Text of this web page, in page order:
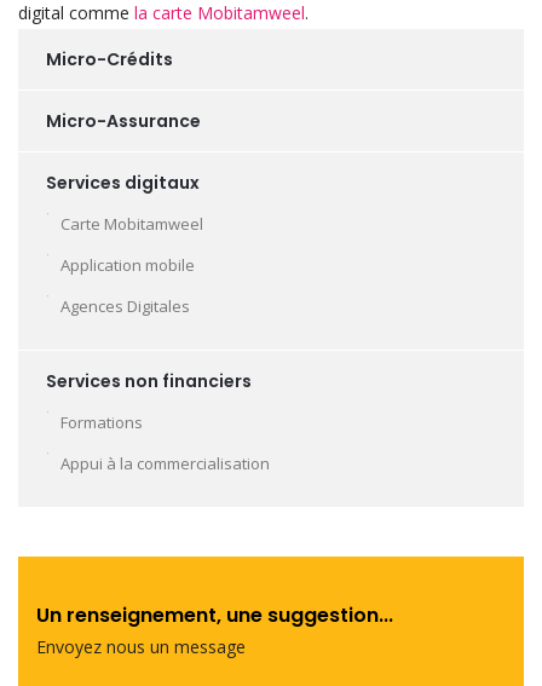
digital comme la carte Mobitamweel.
Micro-Crédits
Micro-Assurance
Services digitaux
Carte Mobitamweel
Application mobile
Agences Digitales
Services non financiers
Formations
Appui à la commercialisation
Un renseignement, une suggestion...
Envoyez nous un message